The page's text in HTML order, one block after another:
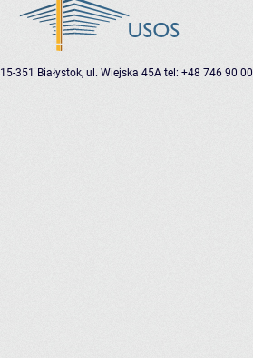
15-351 Białystok, ul. Wiejska 45A tel: +48 746 90 00